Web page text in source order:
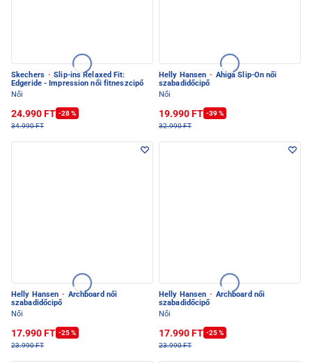
Skechers · Slip-ins Relaxed Fit:
Edgeride - Impression női fitneszcipő
Női
24.990 FT -28 %
34.990 FT
Helly Hansen · Ahiga Slip-On női
szabadidőcipő
Női
19.990 FT -39 %
32.990 FT
Helly Hansen · Archboard női
szabadidőcipő
Női
17.990 FT -25 %
23.990 FT
Helly Hansen · Archboard női
szabadidőcipő
Női
17.990 FT -25 %
23.990 FT